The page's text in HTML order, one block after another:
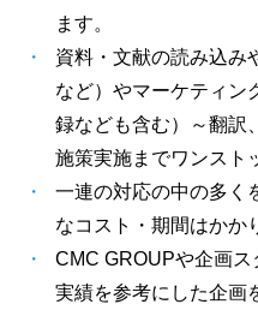
ます。
資料・文献の読み込み
など）やマーケティン
録なども含む）～翻訳
施策実施までワンスト
一連の対応の中の多く
なコスト・期間はかか
CMC GROUPや企画
実績を参考にした企画